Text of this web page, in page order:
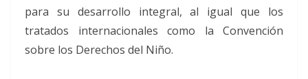
para su desarrollo integral, al igual que los
tratados internacionales como la Convención
sobre los Derechos del Niño.